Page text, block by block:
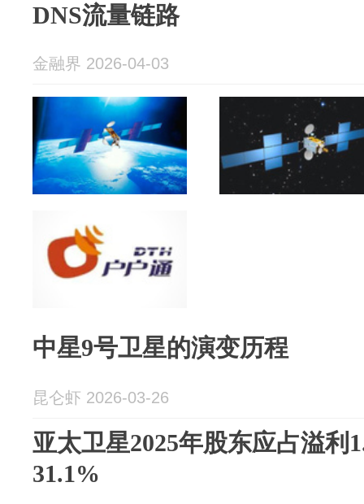
DNS流量链路
金融界 2026-04-03
中星9号卫星的演变历程
昆仑虾 2026-03-26
亚太卫星2025年股东应占溢利
31.1%